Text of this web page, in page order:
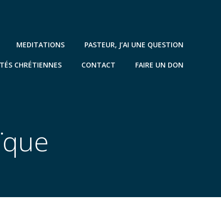
MEDITATIONS PASTEUR, J’AI UNE QUESTION
CHRÉTIENNES CONTACT FAIRE UN DON